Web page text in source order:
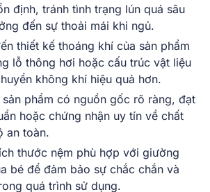
định, tránh tình trạng lún quá sâu
đến sự thoải mái khi ngủ.
thiết kế thoáng khí của sản phẩm
lỗ thông hơi hoặc cấu trúc vật liệu
không khí hiệu quả hơn.
sản phẩm có nguồn gốc rõ ràng, đạt
hoặc chứng nhận uy tín về chất
an toàn.
thước nệm phù hợp với giường
bé để đảm bảo sự chắc chắn và
quá trình sử dụng.